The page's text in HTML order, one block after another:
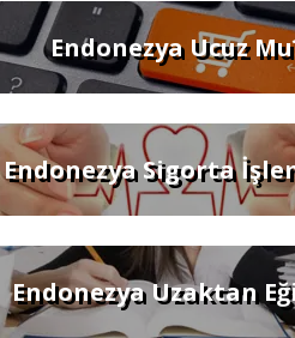
Endonezya Ucuz
Endonezya Sigorta
Endonezya Uzaktan